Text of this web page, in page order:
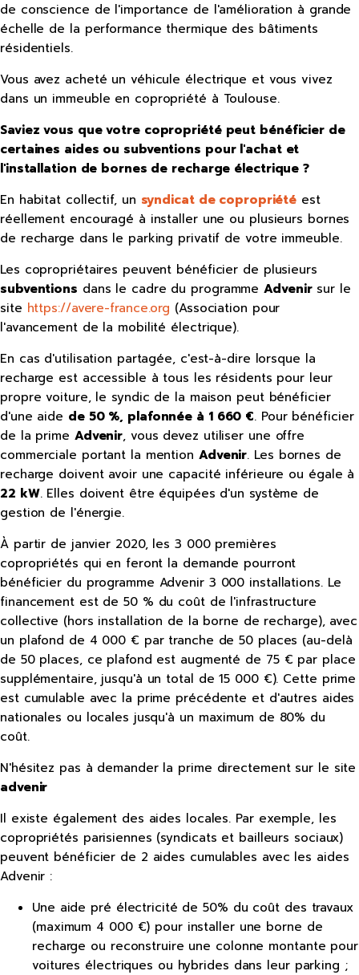
de conscience de l'importance de l'amélioration à grande
échelle de la performance thermique des bâtiments
résidentiels.
Vous avez acheté un véhicule électrique et vous vivez
dans un immeuble en copropriété à Toulouse.
Saviez vous que votre copropriété peut bénéficier de
certaines aides ou subventions pour l'achat et
l'installation de bornes de recharge électrique ?
En habitat collectif, un syndicat de copropriété est
réellement encouragé à installer une ou plusieurs bornes
de recharge dans le parking privatif de votre immeuble.
Les copropriétaires peuvent bénéficier de plusieurs
subventions dans le cadre du programmeAdvenirsur le
site https://avere-france.org (Association pour
l'avancement de la mobilité électrique).
En cas d'utilisation partagée, c'est-à-dire lorsque la
recharge est accessible à tous les résidents pour leur
propre voiture, le syndic de la maison peut bénéficier
d'une aide de 50 %, plafonnée à 1 660 €. Pour bénéficier
de la prime Advenir, vous devez utiliser une offre
commerciale portant la mention Advenir. Les bornes de
recharge doivent avoir une capacité inférieure ou égale à
22 kW. Elles doivent être équipées d'un système de
gestion de l'énergie.
À partir de janvier 2020, les 3 000 premières
copropriétés qui en feront la demande pourront
bénéficier du programme Advenir 3 000 installations. Le
financement est de 50 % du coût de l'infrastructure
collective (hors installation de la borne de recharge), avec
un plafond de 4 000 € par tranche de 50 places (au-delà
de 50 places, ce plafond est augmenté de 75 € par place
supplémentaire, jusqu'à un total de 15 000 €). Cette prime
est cumulable avec la prime précédente et d'autres aides
nationales ou locales jusqu'à un maximum de 80% du
coût.
N'hésitez pas à demander la prime directement sur le site
advenir
Il existe également des aides locales. Par exemple, les
copropriétés parisiennes (syndicats et bailleurs sociaux)
peuvent bénéficier de 2 aides cumulables avec les aides
Advenir :
Une aide pré électricité de 50% du coût des travaux
(maximum 4 000 €) pour installer une borne de
recharge ou reconstruire une colonne montante pour
voitures électriques ou hybrides dans leur parking ;